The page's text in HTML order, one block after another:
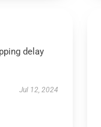
delay
Jul 12, 2024